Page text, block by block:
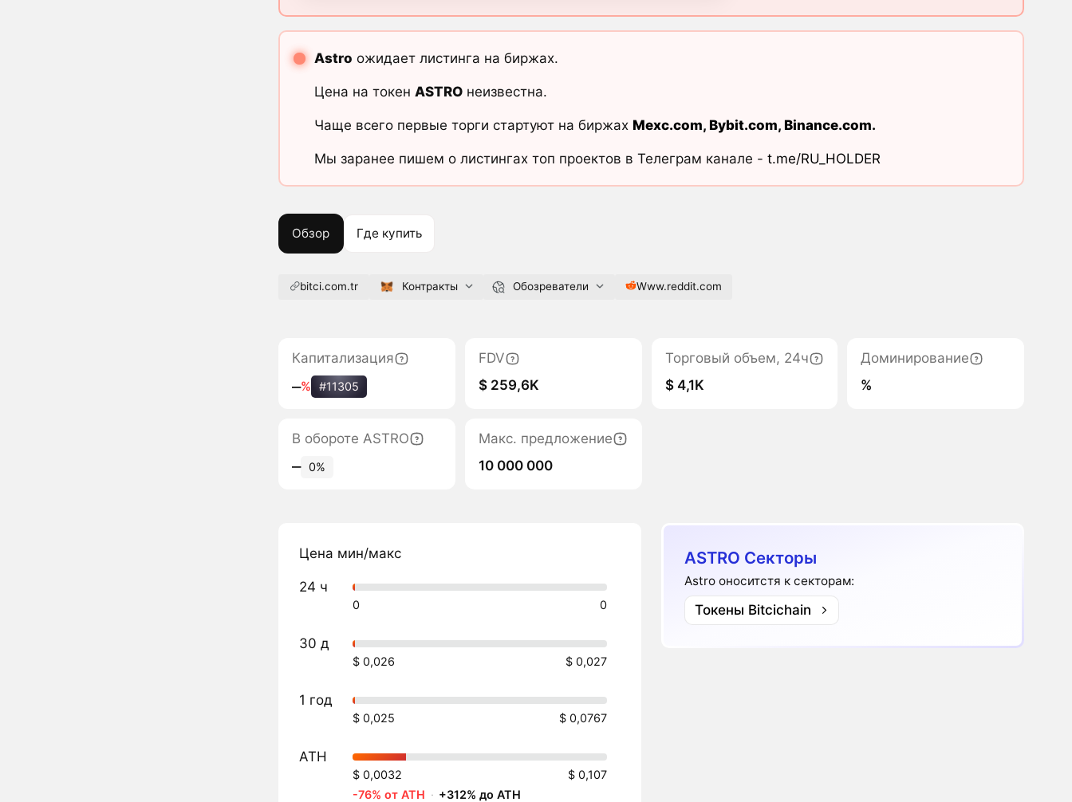
Astro ожидает листинга на биржах.
Цена на токен ASTROнеизвестна.
Чаще всего первые торги стартуют на биржах Mexc.com, Bybit.com, Binance.com.
Мы заранее пишем о листингах топ проектов в Телеграм канале - t.me/RU_HOLDER
Обзор Где купить
bitci.com.tr Контракты Обозреватели Www.reddit.com
Капитализация
‒% #11305
FDV
$ 259,6K
Торговый объем, 24ч
$ 4,1K
Доминирование
%
В обороте ASTRO
‒ 0%
Макс. предложение
10 000 000
Цена мин/макс
24 ч
0 0
30 д
$ 0,026 $ 0,027
1 год
$ 0,025 $ 0,0767
ATH
$ 0,0032
$ 0,107
-76% от ATH · +312% до ATH
ASTRO Секторы
Astro оноситстя к секторам:
Токены Bitcichain